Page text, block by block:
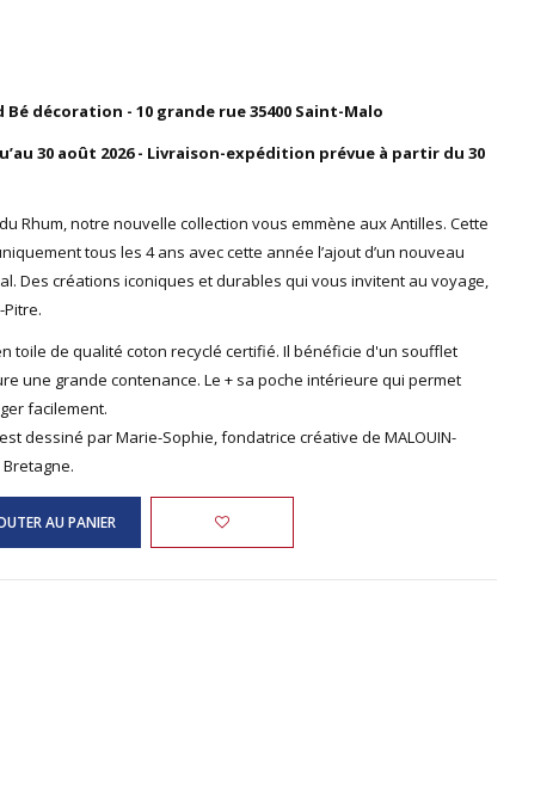
décoration - 10 grande rue 35400 Saint-Malo
30 août 2026 - Livraison-expédition prévue à partir du 30
Rhum, notre nouvelle collection vous emmène aux Antilles. Cette
tous les 4 ans avec cette année l’ajout d’un nouveau
Des créations iconiques et durables qui vous invitent au voyage,
toile de qualité coton recyclé certifié. Il bénéficie d'un soufflet
une grande contenance. Le + sa poche intérieure qui permet
facilement.
dessiné par Marie-Sophie, fondatrice créative de MALOUIN-
Bretagne.
AU PANIER